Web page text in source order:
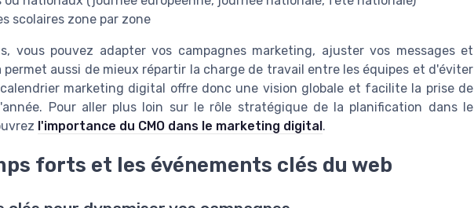
scolaires zone par zone
vous pouvez adapter vos campagnes marketing, ajuster vos messages et
permet aussi de mieux répartir la charge de travail entre les équipes et d'éviter
marketing digital offre donc une vision globale et facilite la prise de
Pour aller plus loin sur le rôle stratégique de la planification dans le
l'importance du CMO dans le marketing digital.
forts et les événements clés du web